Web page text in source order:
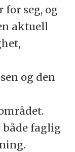
for seg, og
aktuell
og den
både faglig